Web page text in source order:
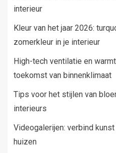
interieur
Kleur van het jaar 2026:
zomerkleur in je interieur
High-tech ventilatie en
toekomst van binnenklimaat
Tips voor het stijlen van
interieurs
Videogalerijen: verbind
huizen